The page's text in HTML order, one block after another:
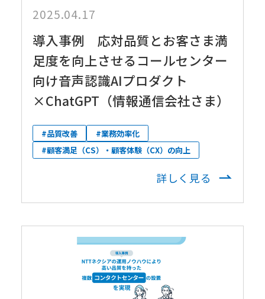
2025.04.17
導入事例 応対品質とお客さま満
足度を向上させるコールセンター
向け音声認識AIプロダクト
×ChatGPT（情報通信会社さま）
#品質改善
#業務効率化
#顧客満足（CS）・顧客体験（CX）の向上
詳しく見る